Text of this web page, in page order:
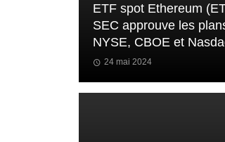
ETF spot Ethereum
SEC approuve les
NYSE, CBOE et
24 mai 2024